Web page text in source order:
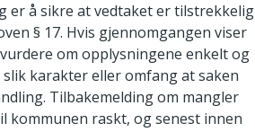
er å sikre at vedtaket er tilstrekkelig
§ 17. Hvis gjennomgangen viser
om opplysningene enkelt og
karakter eller omfang at saken
Tilbakemelding om mangler
kommunen raskt, og senest innen